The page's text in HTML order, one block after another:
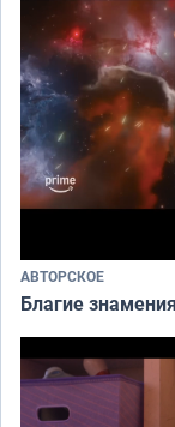
АВТОРСКОЕ
Благие